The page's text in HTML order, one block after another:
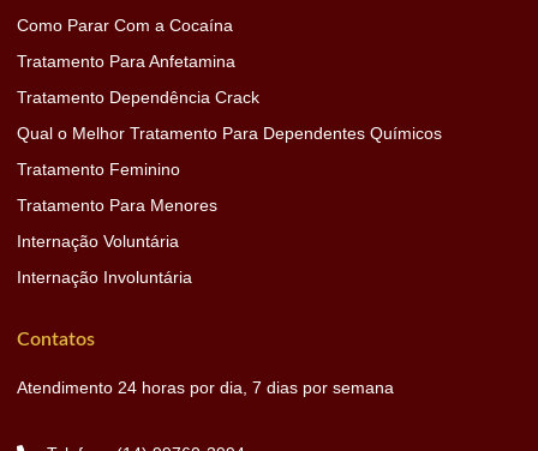
Como Parar Com a Cocaína
Tratamento Para Anfetamina
Tratamento Dependência Crack
Qual o Melhor Tratamento Para Dependentes Químicos
Tratamento Feminino
Tratamento Para Menores
Internação Voluntária
Internação Involuntária
Contatos
Atendimento 24 horas por dia, 7 dias por semana